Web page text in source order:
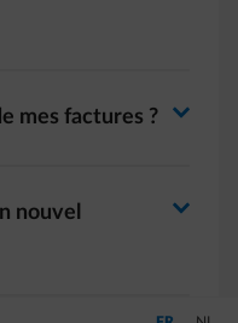
mes factures ? Basculer la réponse
arrow-right
nouvel
arrow-right